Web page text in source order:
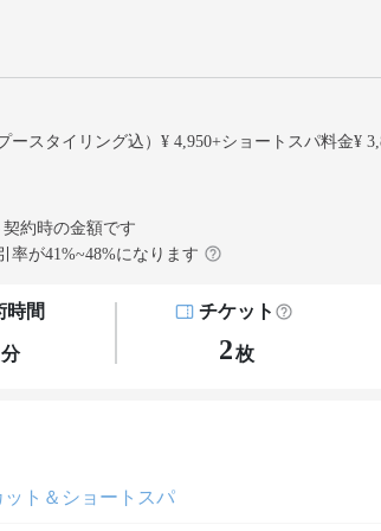
ースタイリング込）¥ 4,950+ショートスパ料金¥
約時の金額です
率が41%~48%になります
時間
分
チケット
2枚
ット＆ショートスパ